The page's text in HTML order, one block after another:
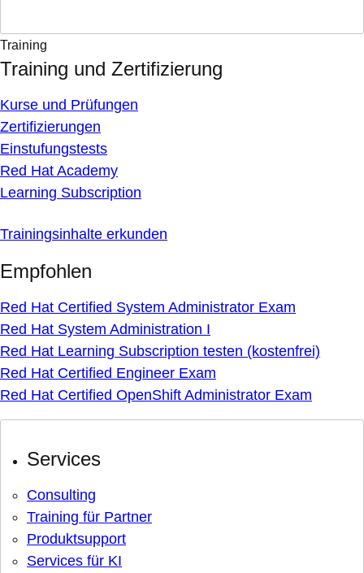
Training
Training und Zertifizierung
Kurse und Prüfungen
Zertifizierungen
Einstufungstests
Red Hat Academy
Learning Subscription
Trainingsinhalte erkunden
Empfohlen
Red Hat Certified System Administrator Exam
Red Hat System Administration I
Red Hat Learning Subscription testen (kostenfrei)
Red Hat Certified Engineer Exam
Red Hat Certified OpenShift Administrator Exam
Services
Consulting
Training für Partner
Produktsupport
Services für KI